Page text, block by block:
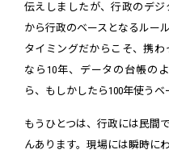
伝えしましたが、行政のデ
から行政のベースとなるルー
タイミングだからこそ、携
なら10年、データの台帳の
ら、もしかしたら100年使う
もうひとつは、行政には民間
んあります。現場には瞬時に